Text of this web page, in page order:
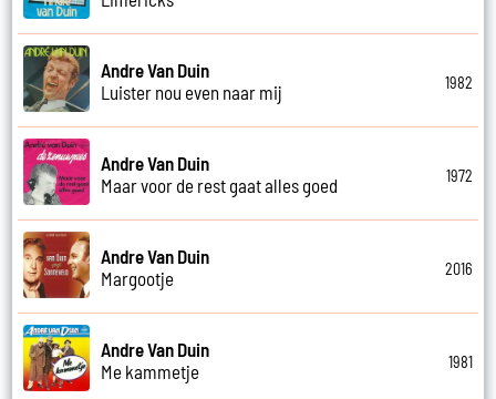
Andre Van Duin
Luister nou even naar mij
1982
Andre Van Duin
Maar voor de rest gaat alles goed
1972
Andre Van Duin
Margootje
2016
Andre Van Duin
Me kammetje
1981